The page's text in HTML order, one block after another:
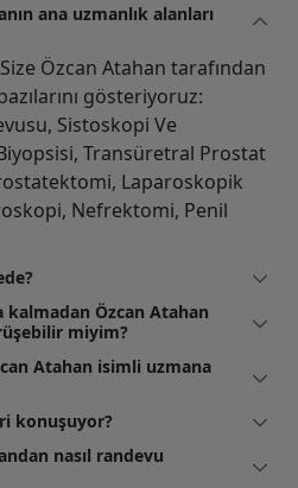
ana uzmanlık alanları
Özcan Atahan tarafından
gösteriyoruz:
Sistoskopi Ve
Transüretral Prostat
Laparoskopik
Nefrektomi, Penil
Özcan Atahan
miyim?
Atahan isimli uzmana
konuşuyor?
nasıl randevu